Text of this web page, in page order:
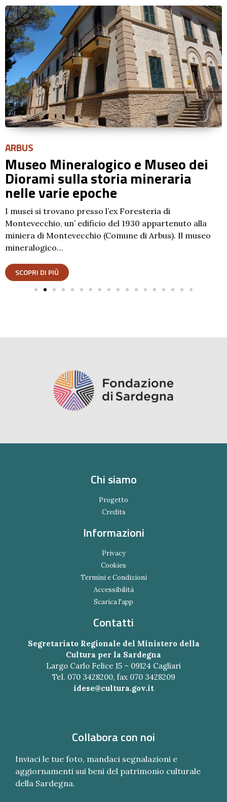
ARBUS
Museo Mineralogico e Museo dei
Diorami sulla storia mineraria
nelle varie epoche
I musei si trovano presso l’ex Foresteria di
Montevecchio, un’ edificio del 1930 appartenuto alla
miniera di Montevecchio (Comune di Arbus). Il museo
mineralogico…
SCOPRI DI PIÙ
Chi siamo
Progetto
Credits
Informazioni
Privacy
Cookies
Termini e Condizioni
Accessibilità
Scarica l'app
Contatti
Segretariato Regionale del Ministero della
Cultura per la Sardegna
Largo Carlo Felice 15 – 09124 Cagliari
Tel. 070 3428200, fax 070 3428209
idese@cultura.gov.it
Collabora con noi
Inviaci le tue foto, mandaci segnalazioni e
aggiornamenti sui beni del patrimonio culturale
della Sardegna.